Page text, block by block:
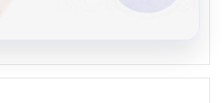
platformu İle Çevrim içi